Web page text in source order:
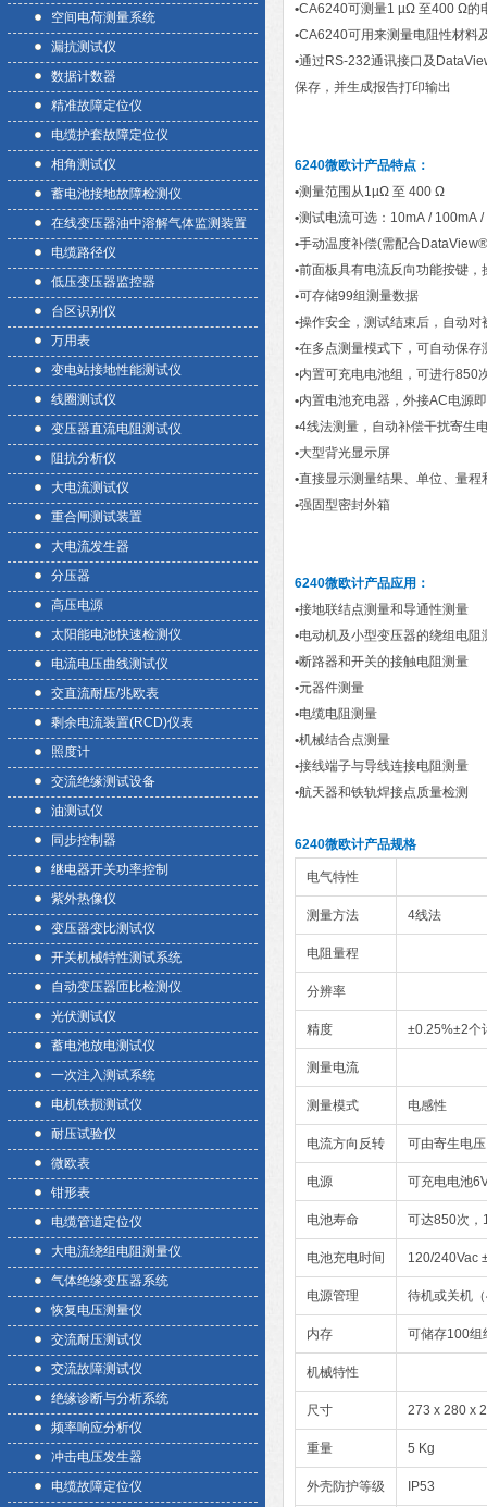
空间电荷测量系统
漏抗测试仪
数据计数器
精准故障定位仪
电缆护套故障定位仪
相角测试仪
蓄电池接地故障检测仪
在线变压器油中溶解气体监测装置
电缆路径仪
低压变压器监控器
台区识别仪
万用表
变电站接地性能测试仪
线圈测试仪
变压器直流电阻测试仪
阻抗分析仪
大电流测试仪
重合闸测试装置
大电流发生器
分压器
高压电源
太阳能电池快速检测仪
电流电压曲线测试仪
交直流耐压/兆欧表
剩余电流装置(RCD)仪表
照度计
交流绝缘测试设备
油测试仪
同步控制器
继电器开关功率控制
紫外热像仪
变压器变比测试仪
开关机械特性测试系统
自动变压器匝比检测仪
光伏测试仪
蓄电池放电测试仪
一次注入测试系统
电机铁损测试仪
耐压试验仪
微欧表
钳形表
电缆管道定位仪
大电流绕组电阻测量仪
气体绝缘变压器系统
恢复电压测量仪
交流耐压测试仪
交流故障测试仪
绝缘诊断与分析系统
频率响应分析仪
冲击电压发生器
电缆故障定位仪
•CA6240可测量1 µΩ 至400 Ω的
•CA6240可用来测量电阻性材料
•通过RS-232通讯接口及
保存，并生成报告打印输出
6240微欧计产品特点 ：
•测量范围从1µΩ 至 400 Ω
•测试电流可选：10mA / 100mA /
•手动温度补偿(需配合
•前面板具有电流反向功能按键，
•可存储99组测量数据
•操作安全，测试结束后，自动
•在多点测量模式下，可自动保存
•内置可充电电池组，可进行850
•内置电池充电器，外接AC电源
•4线法测量，自动补偿干扰寄生
•大型背光显示屏
•直接显示测量结果、单位、量程
•强固型密封外箱
6240微欧计产品应用：
•接地联结点测量和导通性测量
•电动机及小型变压器的绕组电阻
•断路器和开关的接触电阻测量
•元器件测量
•电缆电阻测量
•机械结合点测量
•接线端子与导线连接电阻测量
•航天器和铁轨焊接点质量检测
6240微欧计产品规格
电气特性
测量方法 4线法
电阻量程
分辨率
精度 ±0.25%±2个
测量电流
测量模式 电感性
电流方向反转 可由寄生电
电源 可充电电池
电池寿命 可达850次，
电池充电时间 120/240Vac
电源管理 待机或关机
内存 可储存100组
机械特性
尺寸 273 x 280 x
重量 5 Kg
外壳防护等级 IP53